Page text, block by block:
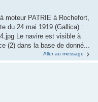
moteur PATRIE à Rochefort,
du 24 mai 1919 (Gallica) :
Le navire est visible à
(2) dans la base de donné...
Aller au message